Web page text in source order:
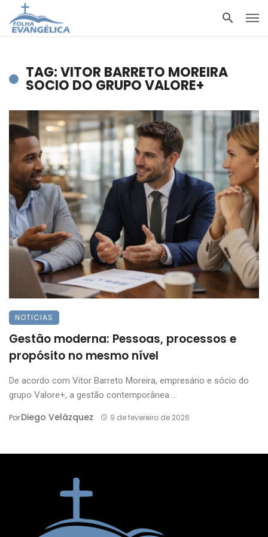
TAG: VITOR BARRETO MOREIRA
SOCIO DO GRUPO VALORE+
NOTICIAS
Gestão moderna: Pessoas, processos e
propósito no mesmo nível
De acordo com Vitor Barreto Moreira, empresário e sócio do
grupo Valore+, a gestão contemporânea ...
PorDiego Velázquez 9 de fevereiro de 2026